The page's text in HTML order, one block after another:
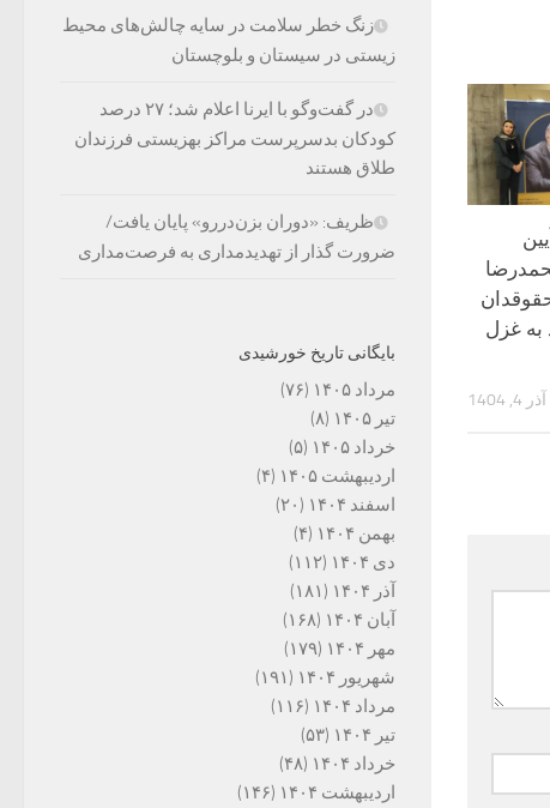
به غزل
آذر 4, 1404
زنگ خطر سلامت در سایه چالش‌های محیط
زیستی در سیستان و بلوچستان
در گفت‌وگو با ایرنا اعلام شد؛ ۲۷ درصد
کودکان بدسرپرست مراکز بهزیستی فرزندان
طلاق هستند
ظریف: «دوران بزن‌دررو» پایان یافت/
ضرورت گذار از تهدیدمداری به فرصت‌مداری
بایگانی تاریخ خورشیدی
مرداد ۱۴۰۵
(۷۶)
تیر ۱۴۰۵
(۸)
خرداد ۱۴۰۵
(۵)
اردیبهشت ۱۴۰۵
(۴)
اسفند ۱۴۰۴
(۲۰)
بهمن ۱۴۰۴
(۴)
دی ۱۴۰۴
(۱۱۲)
آذر ۱۴۰۴
(۱۸۱)
آبان ۱۴۰۴
(۱۶۸)
مهر ۱۴۰۴
(۱۷۹)
شهریور ۱۴۰۴
(۱۹۱)
مرداد ۱۴۰۴
(۱۱۶)
تیر ۱۴۰۴
(۵۳)
خرداد ۱۴۰۴
(۴۸)
اردیبهشت ۱۴۰۴
(۱۴۶)